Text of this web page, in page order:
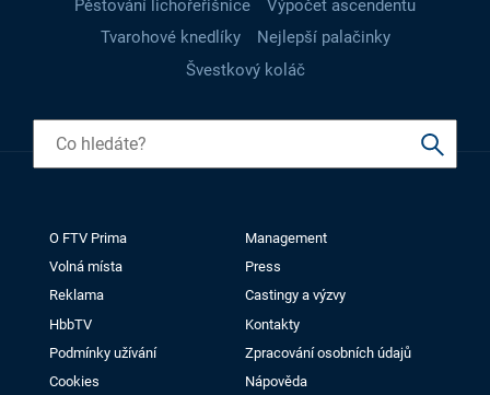
Pěstování lichořeřišnice
Výpočet ascendentu
Tvarohové knedlíky
Nejlepší palačinky
Švestkový koláč
O FTV Prima
Management
Volná místa
Press
Reklama
Castingy a výzvy
HbbTV
Kontakty
Podmínky užívání
Zpracování osobních údajů
Cookies
Nápověda